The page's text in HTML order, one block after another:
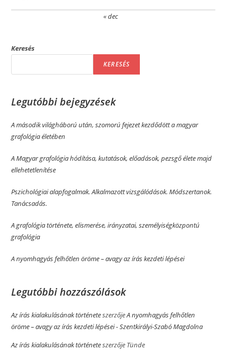
« dec
Keresés
KERESÉS
Legutóbbi bejegyzések
A második világháború után, szomorú fejezet kezdődött a magyar
grafológia életében
A Magyar grafológia hódítása, kutatások, előadások, pezsgő élete majd
ellehetetlenítése
Pszichológiai alapfogalmak. Alkalmazott vizsgálódások. Módszertanok.
Tanácsadás.
A grafológia története, elismerése, irányzatai, személyiségközpontú
grafológia
A nyomhagyás felhőtlen öröme­­ – avagy az írás kezdeti lépései
Legutóbbi hozzászólások
Az írás kialakulásának történeteszerzőjeA nyomhagyás felhőtlen
öröme­­ – avagy az írás kezdeti lépései - Szentkirályi-Szabó Magdolna
Az írás kialakulásának történeteszerzője Tünde